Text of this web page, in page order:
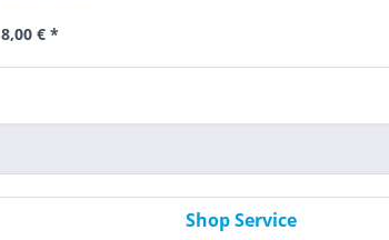
8,00 € *
Shop Service